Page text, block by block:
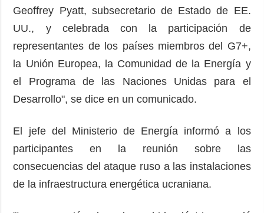
Geoffrey Pyatt, subsecretario de Estado de EE.
UU., y celebrada con la participación de
representantes de los países miembros del G7+,
la Unión Europea, la Comunidad de la Energía y
el Programa de las Naciones Unidas para el
Desarrollo", se dice en un comunicado.
El jefe del Ministerio de Energía informó a los
participantes en la reunión sobre las
consecuencias del ataque ruso a las instalaciones
de la infraestructura energética ucraniana.